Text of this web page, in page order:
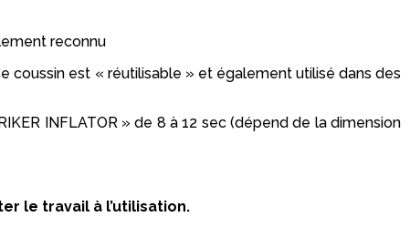
reconnu
coussin est « réutilisable » et également utilisé dans des
INFLATOR » de 8 à 12 sec (dépend de la dimension
le travail à l’utilisation.